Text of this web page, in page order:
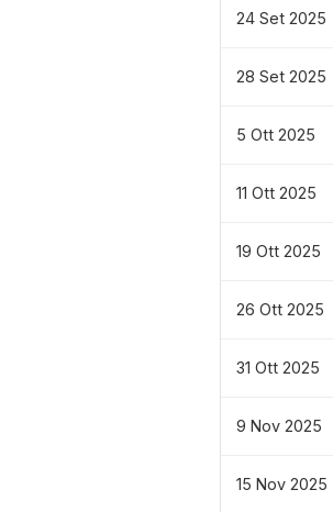
24 Set 2025
28 Set 2025
5 Ott 2025
11 Ott 2025
19 Ott 2025
26 Ott 2025
31 Ott 2025
9 Nov 2025
15 Nov 2025